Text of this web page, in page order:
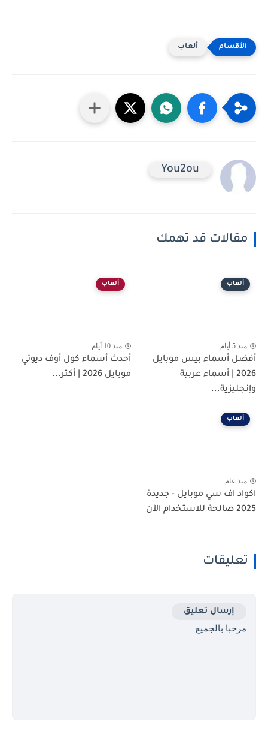
ألعاب
You2ou
مقالات قد تهمك
ألعاب
منذ 5 أيام
أفضل أسماء بيس موبايل
2026 | أسماء عربية
وإنجليزية...
ألعاب
منذ 10 أيام
أحدث أسماء كول أوف ديوتي
موبايل 2026 | أكثر...
ألعاب
منذ عام
اكواد اف سي موبايل - جديدة
2025 صالحة للاستخدام الآن
تعليقات
إرسال تعليق
مرحبا بالجميع